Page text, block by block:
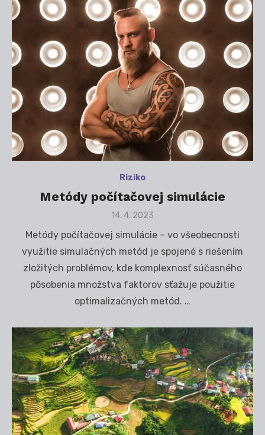
Riziko
Metódy počítačovej simulácie
Posted
14. 4. 2023
Metódy počítačovej simulácie – vo všeobecnosti
využitie simulačných metód je spojené s riešením
zložitých problémov, kde komplexnosť súčasného
pôsobenia množstva faktorov sťažuje použitie
optimalizačných metód. …